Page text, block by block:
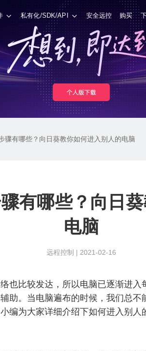
私有化/SDK/API 安全远控 购买
骤有哪些？向日葵教你如何进入别人的电脑
有哪些？向日
电脑
远程控制 | 2021-02-16
比较发达，所以电脑已逐渐进入
助。当电脑遍布的时候，我们总
编为大家详细介绍下如何进入别人